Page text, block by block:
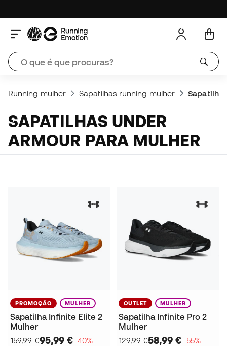
Running mulher Sapatilhas running mulher
SAPATILHAS UNDER
ARMOUR PARA MULHER
PROMOÇÃO MULHER
Sapatilha Infinite Elite 2
Mulher
159,99 €95,99 €−40%
OUTLET MULHER
Sapatilha Infinite Pro 2
Mulher
129,99 €58,99 €−55%